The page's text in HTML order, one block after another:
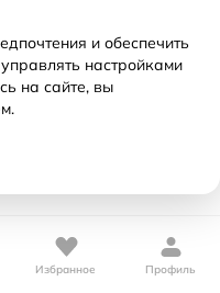
Избранное Профиль
и обеспечить
настройками
на сайте, вы